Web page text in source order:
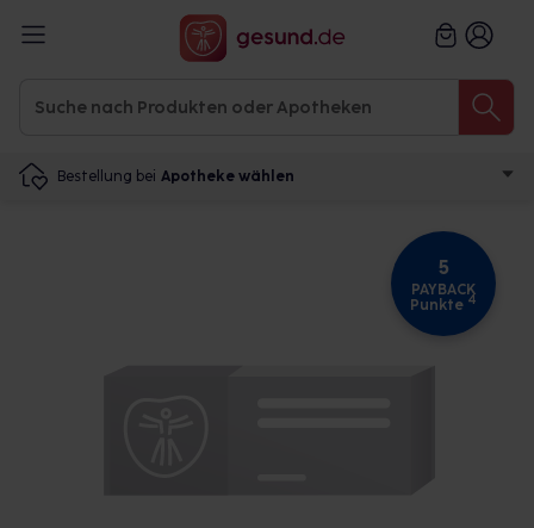
Bestellung bei Apotheke wählen
5
PAYBACK
Punkte 4